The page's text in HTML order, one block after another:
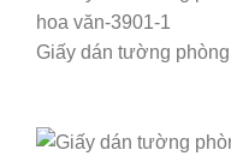
Giấy dán tường